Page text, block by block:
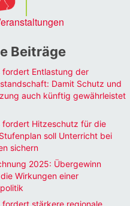
Beiträge
fordert Entlastung der
Damit Schutz und
auch künftig gewährleistet
fordert Hitzeschutz für die
soll Unterricht bei
sichern
2025: Übergewinn
Wirkungen einer
fordert stärkere regionale